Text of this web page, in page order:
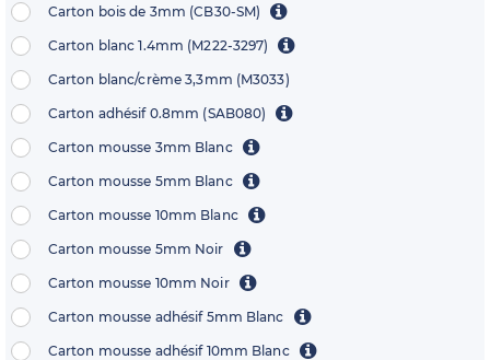
Carton bois de 3mm (CB30-SM)
Carton blanc 1.4mm (M222-3297)
Carton blanc/crème 3,3mm (M3033)
Carton adhésif 0.8mm (SAB080)
Carton mousse 3mm Blanc
Carton mousse 5mm Blanc
Carton mousse 10mm Blanc
Carton mousse 5mm Noir
Carton mousse 10mm Noir
Carton mousse adhésif 5mm Blanc
Carton mousse adhésif 10mm Blanc